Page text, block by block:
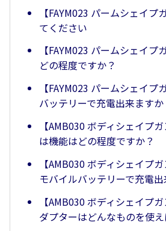
【FAYM023 パームシェイ
てください
【FAYM023 パームシェイ
どの程度ですか？
【FAYM023 パームシェイプ
バッテリーで充電出来ますか
【AMB030 ボディシェイプ
は機能はどの程度ですか？
【AMB030 ボディシェイプ
モバイルバッテリーで充電出
【AMB030 ボディシェイプ
ダプターはどんなものを使